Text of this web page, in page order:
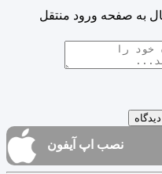
به صفحه ورود منتقل
نصب اپ آیفون